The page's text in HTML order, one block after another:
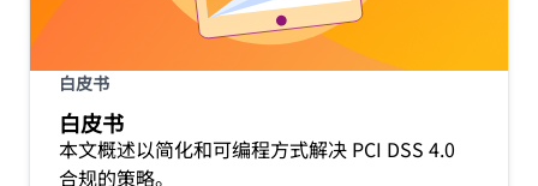
白皮书
白皮书
本文概述以简化和可编程方式解决 PCI DSS 4.0
合规的策略。